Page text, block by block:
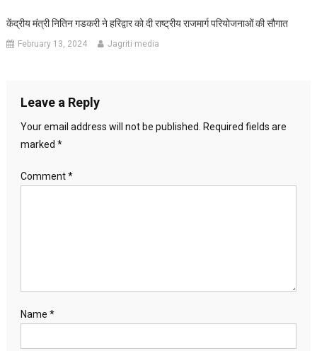
केंद्रीय मंत्री नितिन गडकरी ने हरिद्वार को दी राष्ट्रीय राजमार्ग परियोजनाओं की सौगात
February 13, 2024 Jagriti media
Leave a Reply
Your email address will not be published.
Required fields are
marked *
Comment*
Name *